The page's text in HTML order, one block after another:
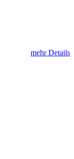
mehr Details